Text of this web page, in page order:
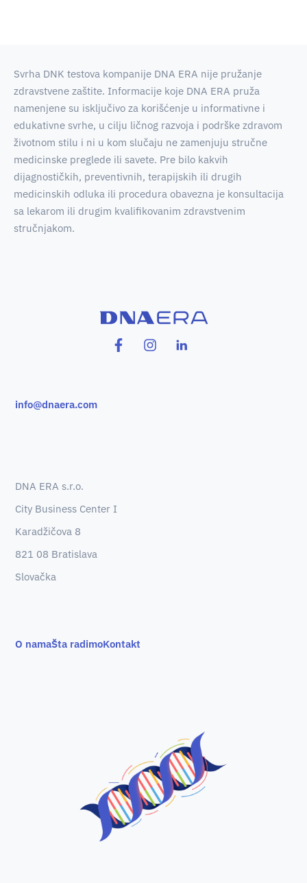
Svrha DNK testova kompanije DNA ERA nije pružanje
zdravstvene zaštite. Informacije koje DNA ERA pruža
namenjene su isključivo za korišćenje u informativne i
edukativne svrhe, u cilju ličnog razvoja i podrške zdravom
životnom stilu i ni u kom slučaju ne zamenjuju stručne
medicinske preglede ili savete. Pre bilo kakvih
dijagnostičkih, preventivnih, terapijskih ili drugih
medicinskih odluka ili procedura obavezna je konsultacija
sa lekarom ili drugim kvalifikovanim zdravstvenim
stručnjakom.
info@dnaera.com
DNA ERA s.r.o.
City Business Center I
Karadžičova 8
821 08 Bratislava
Slovačka
O namaŠta radimoKontakt